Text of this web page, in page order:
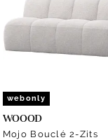
webonly
WOOOD
Mojo Bouclé 2-Zits